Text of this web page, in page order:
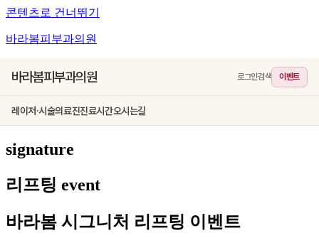
콘텐츠로 건너뛰기
바라봄피부과의원
바라봄피부과의원 로그인검색 이벤트
레이저·시술의료진진료시간오시는길
signature
리프팅 event
바라봄 시그니처 리프팅 이벤트